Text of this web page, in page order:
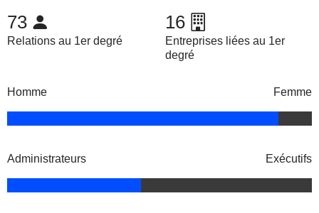
73
Relations au 1er degré
16
Entreprises liées au 1er
degré
Homme Femme
Administrateurs Exécutifs